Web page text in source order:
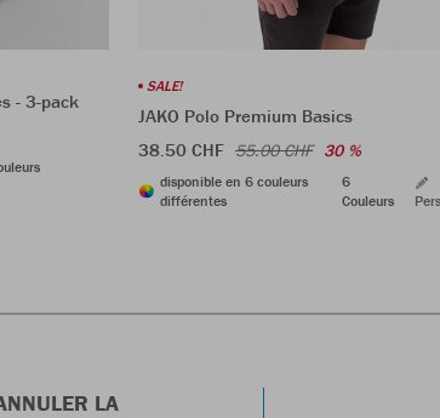
- 3-pack
SALE!
JAKO Polo Premium Basics
38.50 CHF 55.00 CHF 30 %
disponible en 6 couleurs
différentes
6
Couleurs
LA